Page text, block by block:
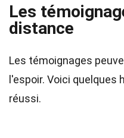
Les
distance
Les témoignages
l'espoir. Voici
réussi.